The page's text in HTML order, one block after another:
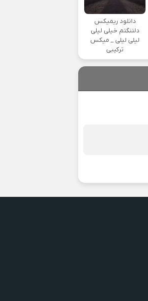
دانلود ریمیکس
دلتنگتم خیلی لیلی
لیلی لیلی _ میکس
ترکیبی